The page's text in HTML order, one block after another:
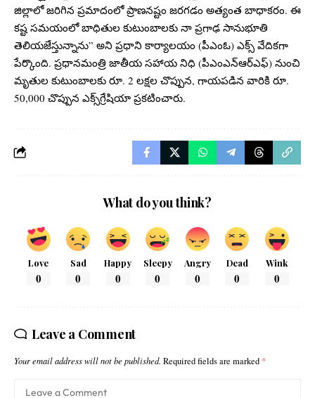
జిల్లాలో జరిగిన ప్రమాదంలో ప్రాణనష్టం జరగడం అత్యంత బాధాకరం. ఈ
కష్ట సమయంలో బాధితుల కుటుంబాలకు నా ప్రగాఢ సానుభూతి
తెలియజేస్తున్నాను” అని ప్రధాని కార్యాలయం (పీఎంఓ) ఎక్స్ వేదికగా
పేర్కొంది. ప్రధానమంత్రి జాతీయ సహాయ నిధి (పీఎంఎన్ఆర్‌ఎఫ్) నుంచి
మృతుల కుటుంబాలకు రూ. 2 లక్షల చొప్పున, గాయపడిన వారికి రూ.
50,000 చొప్పున ఎక్స్‌గ్రేషియా ప్రకటించారు.
What do you think?
Love
0
Sad
0
Happy
0
Sleepy
0
Angry
0
Dead
0
Wink
0
Leave a Comment
Your email address will not be published. Required fields are marked *